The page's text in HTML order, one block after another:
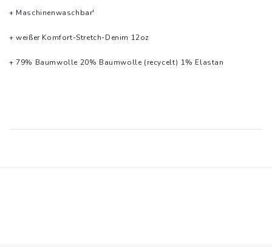
+ Maschinenwaschbar'
+ weißer Komfort-Stretch-Denim 12oz
+ 79% Baumwolle 20% Baumwolle (recycelt) 1% Elastan